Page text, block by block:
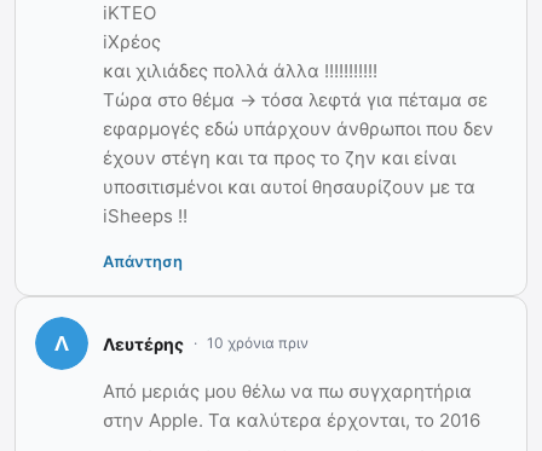
iΚΤΕΟ
iΧρέος
και χιλιάδες πολλά άλλα !!!!!!!!!!!
Τώρα στο θέμα -> τόσα λεφτά για πέταμα σε
εφαρμογές εδώ υπάρχουν άνθρωποι που δεν
έχουν στέγη και τα προς το ζην και είναι
υποσιτισμένοι και αυτοί θησαυρίζουν με τα
iSheeps !!
Απάντηση
Λευτέρης 10 χρόνια πριν
Από μεριάς μου θέλω να πω συγχαρητήρια
στην Apple. Τα καλύτερα έρχονται, το 2016